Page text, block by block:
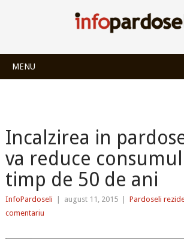
MENU
Incalzirea in
va reduce
timp de 50 de ani
InfoPardoseli august 11, 2015 Pardoseli
comentariu